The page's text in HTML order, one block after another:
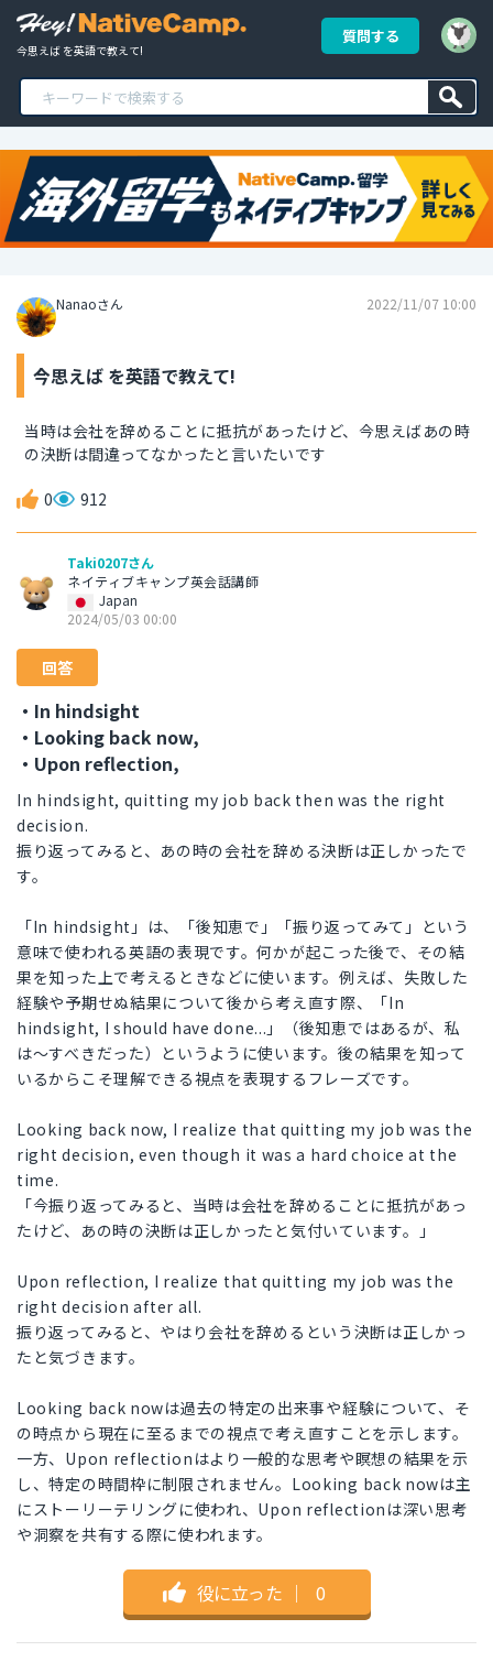
今思えば を英語で教えて!
質問する
Nanaoさん 2022/11/07 10:00
今思えば を英語で教えて!
当時は会社を辞めることに抵抗があったけど、今思えばあの時
の決断は間違ってなかったと言いたいです
0 912
Taki0207さん
ネイティブキャンプ英会話講師
Japan
2024/05/03 00:00
回答
・In hindsight
・Looking back now,
・Upon reflection,
In hindsight, quitting my job back then was the right
decision.
振り返ってみると、あの時の会社を辞める決断は正しかったで
す。
「In hindsight」は、「後知恵で」「振り返ってみて」という
意味で使われる英語の表現です。何かが起こった後で、その結
果を知った上で考えるときなどに使います。例えば、失敗した
経験や予期せぬ結果について後から考え直す際、「In
hindsight, I should have done...」（後知恵ではあるが、私
は〜すべきだった）というように使います。後の結果を知って
いるからこそ理解できる視点を表現するフレーズです。
Looking back now, I realize that quitting my job was the
right decision, even though it was a hard choice at the
time.
「今振り返ってみると、当時は会社を辞めることに抵抗があっ
たけど、あの時の決断は正しかったと気付いています。」
Upon reflection, I realize that quitting my job was the
right decision after all.
振り返ってみると、やはり会社を辞めるという決断は正しかっ
たと気づきます。
Looking back nowは過去の特定の出来事や経験について、そ
の時点から現在に至るまでの視点で考え直すことを示します。
一方、Upon reflectionはより一般的な思考や瞑想の結果を示
し、特定の時間枠に制限されません。Looking back nowは主
にストーリーテリングに使われ、Upon reflectionは深い思考
や洞察を共有する際に使われます。
役に立った ｜ 0